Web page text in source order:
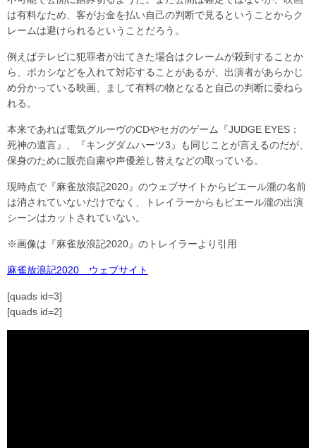
は有料なため、客がお金を払い自己の判断で見るということからク
レームは避けられるということだろう。
例えばテレビに犯罪者が出てきた場合はクレームが殺到することか
ら、ボカシなどを入れて対応することがあるが、出演者があらかじ
め分かっている映画、まして有料の物となると自己の判断に委ねら
れる。
本来であれば電気グルーヴのCDやセガのゲーム『JUDGE EYES：
死神の遺言』、『キングダムハーツ3』も同じことが言えるのだが、
保身のために販売自粛や声優差し替えなどの取っている。
現時点で『麻雀放浪記2020』のウェブサイトからピエール瀧の名前
は消されていないだけでなく、トレイラーからもピエール瀧の出演
シーンはカットされていない。
※画像は『麻雀放浪記2020』のトレイラーより引用
麻雀放浪記2020 ウェブサイト
[quads id=3]
[quads id=2]